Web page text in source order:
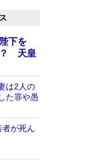
下を
？ 天皇
は2人の
た罪や愚
が死ん